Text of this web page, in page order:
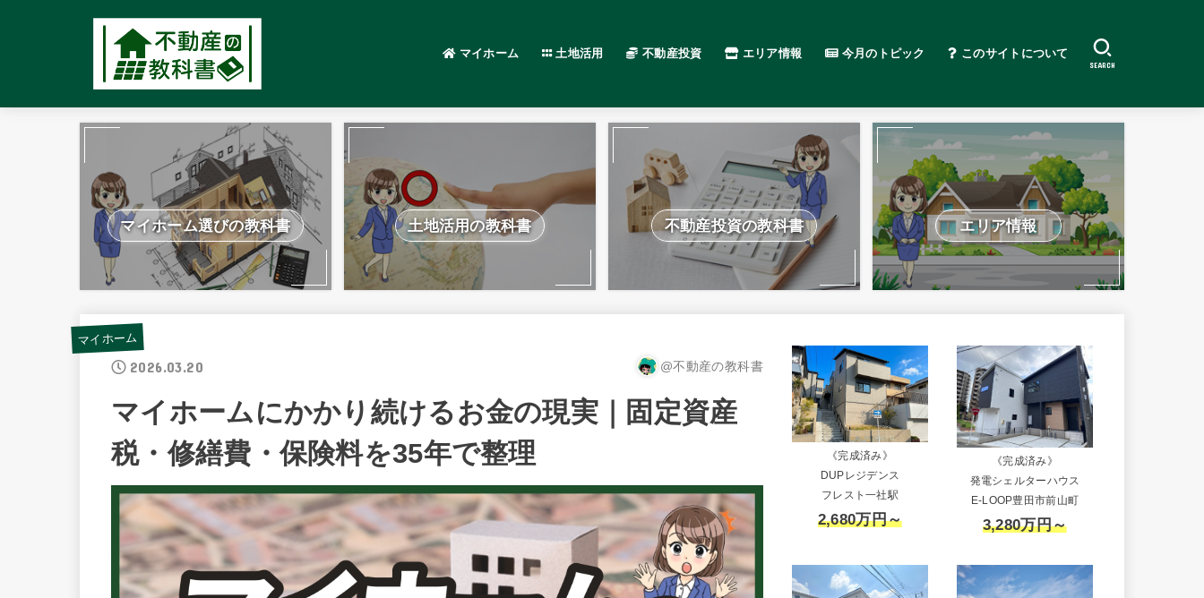
マイホーム 土地活用 不動産投資 エリア情報 今月のトピック このサイトについて
SEARCH
マイホーム選びの教科書 土地活用の教科書 不動産投資の教科書 エリア情報
マイホーム
2026.03.20 @不動産の教科書
マイホームにかかり続けるお金の現実｜固定資産
税・修繕費・保険料を35年で整理
《完成済み》
DUPレジデンス
フレスト一社駅
2,680万円～
《完成済み》
発電シェルターハウス
E-LOOP豊田市前山町
3,280万円～